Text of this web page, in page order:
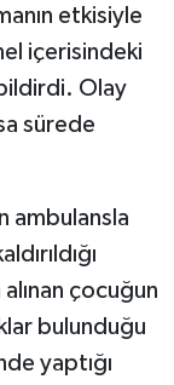
etkisiyle
içerisindeki
Olay
sürede
ambulansla
çocuğun
bulunduğu
yaptığı